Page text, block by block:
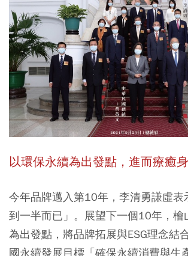
以環保永續為出發點，進而療癒
今年品牌邁入第10年，李清勇謙虛表
到一半而已」。展望下一個10年，檜
為出發點，將品牌拓展與ESG理念結
國永續發展目標「確保永續消費與生